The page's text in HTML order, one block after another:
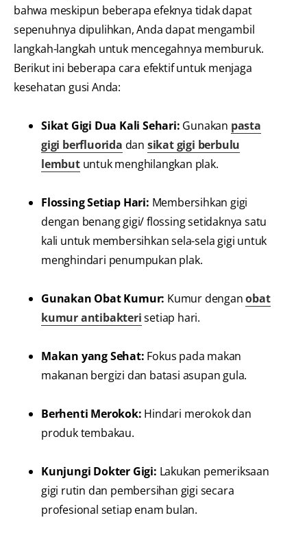
bahwa meskipun beberapa efeknya tidak dapat
sepenuhnya dipulihkan, Anda dapat mengambil
langkah-langkah untuk mencegahnya memburuk.
Berikut ini beberapa cara efektif untuk menjaga
kesehatan gusi Anda:
Sikat Gigi Dua Kali Sehari: Gunakan pasta
gigi berfluorida dan sikat gigi berbulu
lembutuntuk menghilangkan plak.
Flossing Setiap Hari: Membersihkan gigi
dengan benang gigi/ flossing setidaknya satu
kali untuk membersihkan sela-sela gigi untuk
menghindari penumpukan plak.
Gunakan Obat Kumur: Kumur denganobat
kumur antibakterisetiap hari.
Makan yang Sehat: Fokus pada makan
makanan bergizi dan batasi asupan gula.
Berhenti Merokok: Hindari merokok dan
produk tembakau.
Kunjungi Dokter Gigi: Lakukan pemeriksaan
gigi rutin dan pembersihan gigi secara
profesional setiap enam bulan.